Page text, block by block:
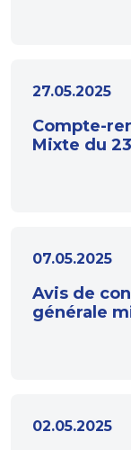
27.05.2025
Compte-
Mixte du
07.05.2025
Avis de
générale
02.05.2025